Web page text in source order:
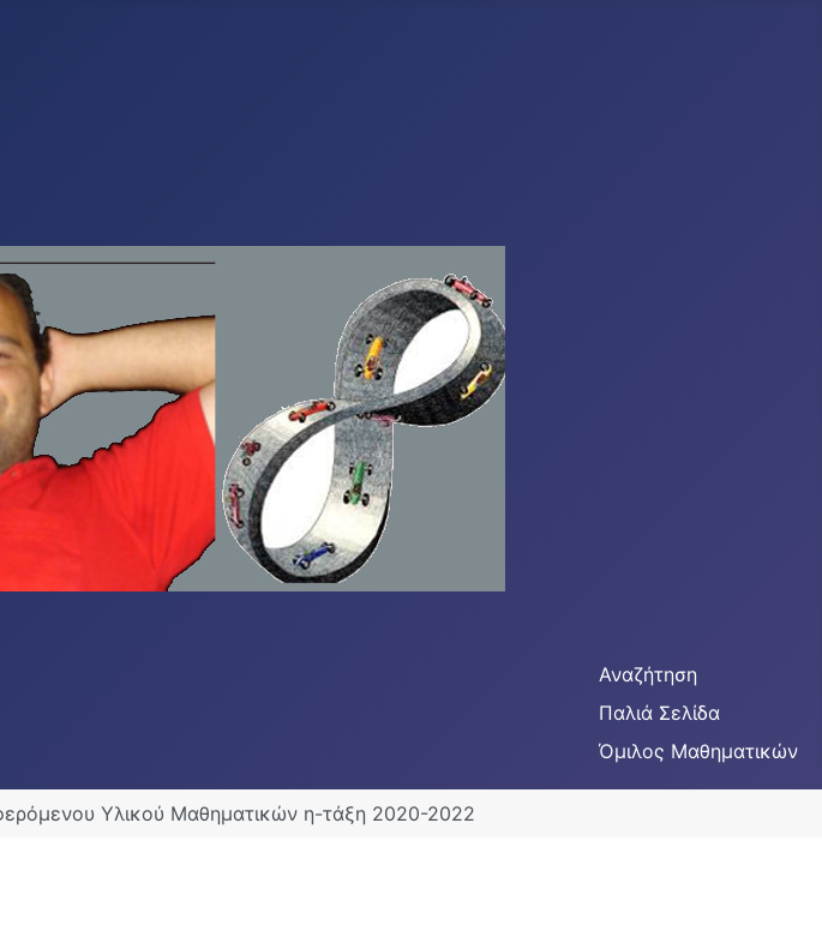
Αναζήτηση
Παλιά Σελίδα
Όμιλος Μαθηματικών
Υλικού Μαθηματικών η-τάξη 2020-2022